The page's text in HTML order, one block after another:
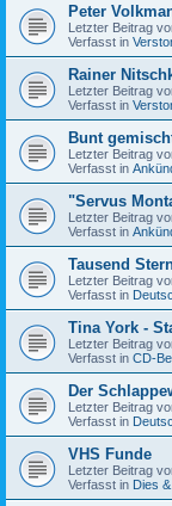
Peter
Letzter Beitrag
Verfasst in
Rainer
Letzter Beitrag
Verfasst in
Bunt
Letzter Beitrag
Verfasst in
"Servus
Letzter Beitrag
Verfasst in
Tausend
Letzter Beitrag
Verfasst in
Tina York -
Letzter Beitrag
Verfasst in CD-
Der
Letzter Beitrag
Verfasst in
VHS Funde
Letzter Beitrag
Verfasst in Dies